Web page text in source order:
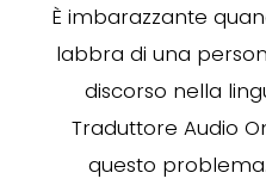
È imbarazzante
labbra di una
discorso nella
Traduttore Audio
questo